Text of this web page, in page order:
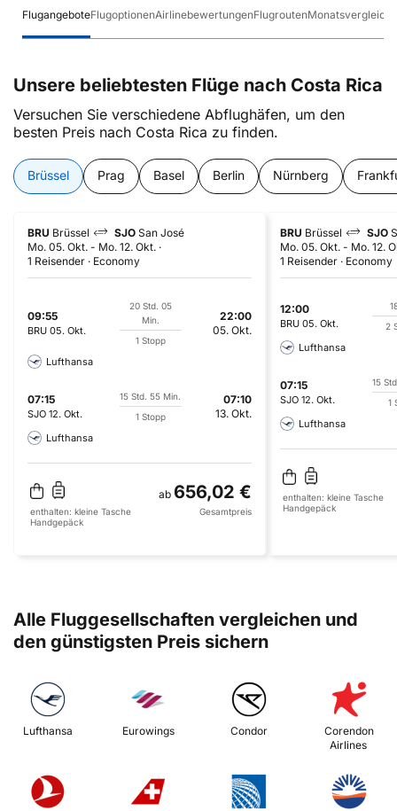
FlugangeboteFlugoptionenAirlinebewertungenFlugroutenMonatsvergleich
Unsere beliebtesten Flüge nach Costa Rica
Versuchen Sie verschiedene Abflughäfen, um den
besten Preis nach Costa Rica zu finden.
Brüssel Prag Basel Berlin Nürnberg
BRU Brüssel SJO San José
Mo. 05. Okt. - Mo. 12. Okt.
1 Reisender
Economy
09:55
BRU 05. Okt.
20 Std. 05
Min.
1 Stopp
22:00
05. Okt.
Lufthansa
07:15
SJO 12. Okt.
15 Std. 55 Min.
1 Stopp
07:10
13. Okt.
Lufthansa
ab 656,02 €
enthalten: kleine Tasche
Handgepäck
Gesamtpreis
BRU Brüssel SJO
Mo. 05. Okt. - Mo. 12.
1 Reisender
Economy
12:00
BRU 05. Okt.
2
Lufthansa
07:15
SJO 12. Okt.
15
1
Lufthansa
enthalten: kleine Tasche
Handgepäck
Alle Fluggesellschaften vergleichen und
den günstigsten Preis sichern
Lufthansa Eurowings Condor
Corendon
Airlines